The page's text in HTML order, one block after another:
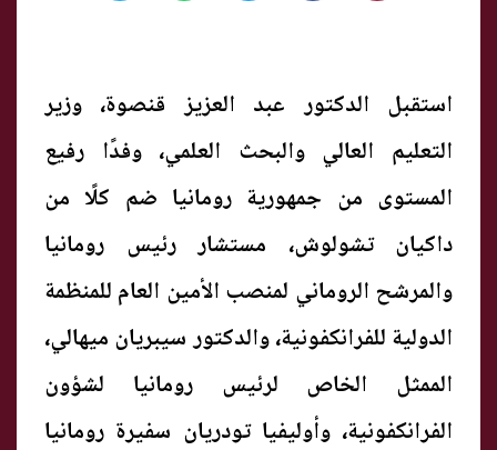
استقبل الدكتور عبد العزيز قنصوة، وزير
التعليم العالي والبحث العلمي، وفدًا رفيع
المستوى من جمهورية رومانيا ضم كلًا من
داكيان تشولوش، مستشار رئيس رومانيا
والمرشح الروماني لمنصب الأمين العام للمنظمة
الدولية للفرانكفونية، والدكتور سيبريان ميهالي،
الممثل الخاص لرئيس رومانيا لشؤون
الفرانكفونية، وأوليفيا تودريان سفيرة رومانيا